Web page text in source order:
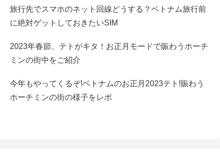
旅行先でスマホのネット回線どうする？ベトナム旅行前
に絶対ゲットしておきたいSIM
2023年春節、テトがキタ！お正月モードで賑わうホーチ
ミンの街中をご紹介
今年もやってくるぞ!ベトナムのお正月2023テト!賑わう
ホーチミンの街の様子をレポ